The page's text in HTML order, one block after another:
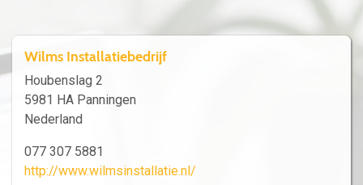
Wilms Installatiebedrijf
Houbenslag 2
5981 HA Panningen
Nederland
077 307 5881
http://www.wilmsinstallatie.nl/